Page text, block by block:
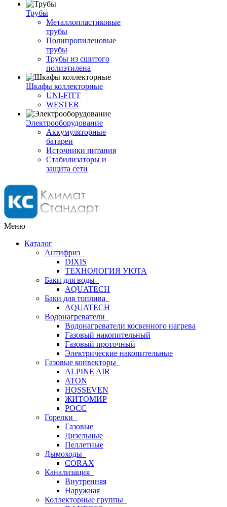
Трубы
Металлопластиковые
трубы
Полипропиленовые
трубы
Трубы из сшитого
полиэтилена
Шкафы коллекторные
UNI-FITT
WESTER
Электрооборудование
Аккумуляторные
батареи
Источники питания
Стабилизаторы и
защита сети
Меню
Каталог
Антифриз
DIXIS
ТЕХНОЛОГИЯ УЮТА
Баки для воды
AQUATECH
Баки для топлива
AQUATECH
Водонагреватели
Водонагреватели косвенного нагрева
Газовый накопительный
Газовый проточный
Электрические накопительные
Газовые конвекторы
ALPINE AIR
ATON
HOSSEVEN
ЖИТОМИР
РОСС
Горелки
Газовые
Дизельные
Пеллетные
Дымоходы
CORAX
Канализация
Внутренняя
Наружная
Коллекторные группы